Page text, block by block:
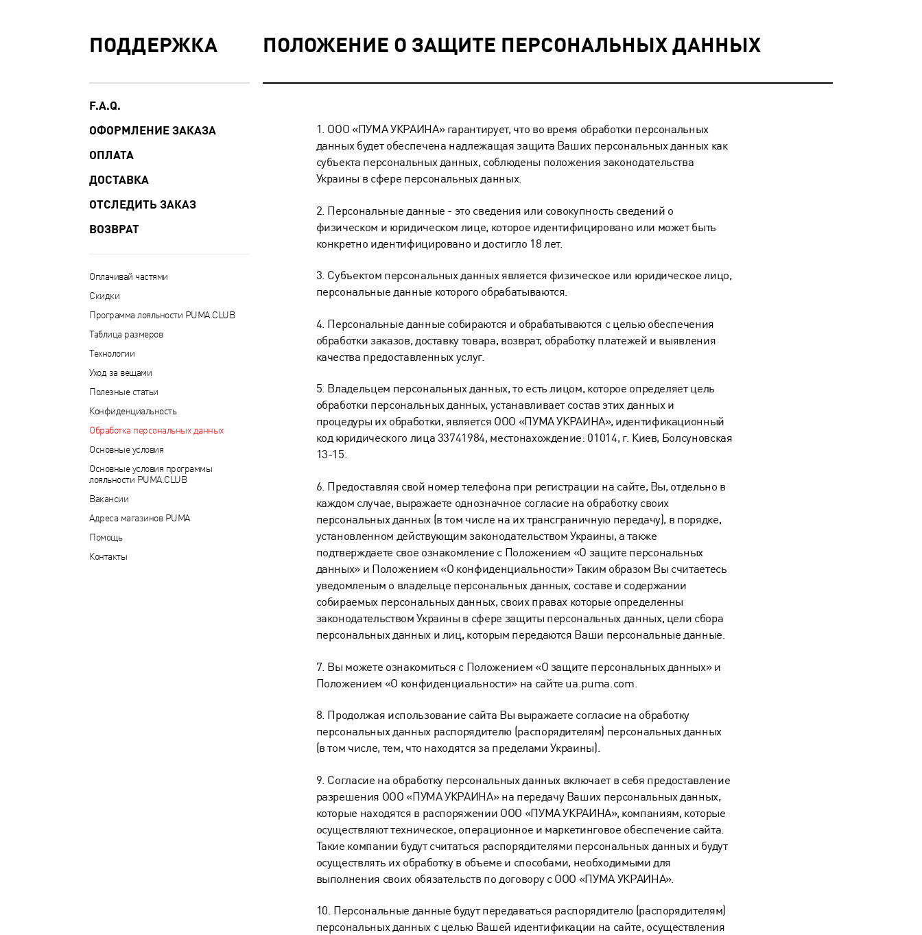
ПОЛОЖЕНИЕ О ЗАЩИТЕ ПЕРСОНАЛЬНЫХ ДАННЫХ
1. ООО «ПУМА УКРАИНА» гарантирует, что во время обработки персональных
данных будет обеспечена надлежащая защита Ваших персональных данных как
субъекта персональных данных, соблюдены положения законодательства
Украины в сфере персональных данных.
2. Персональные данные - это сведения или совокупность сведений о
физическом и юридическом лице, которое идентифицировано или может быть
конкретно идентифицировано и достигло 18 лет.
3. Субъектом персональных данных является физическое или юридическое лицо,
персональные данные которого обрабатываются.
4. Персональные данные собираются и обрабатываются с целью обеспечения
обработки заказов, доставку товара, возврат, обработку платежей и выявления
качества предоставленных услуг.
5. Владельцем персональных данных, то есть лицом, которое определяет цель
обработки персональных данных, устанавливает состав этих данных и
процедуры их обработки, является ООО «ПУМА УКРАИНА», идентификационный
код юридического лица 33741984, местонахождение: 01014, г. Киев, Болсуновская
13-15.
6. Предоставляя свой номер телефона при регистрации на сайте, Вы, отдельно в
каждом случае, выражаете однозначное согласие на обработку своих
персональных данных (в том числе на их трансграничную передачу), в порядке,
установленном действующим законодательством Украины, а также
подтверждаете свое ознакомление с Положением «О защите персональных
данных» и Положением «О конфиденциальности» Таким образом Вы считаетесь
уведомленым о владельце персональных данных, составе и содержании
собираемых персональных данных, своих правах которые определенны
законодательством Украины в сфере защиты персональных данных, цели сбора
персональных данных и лиц, которым передаются Ваши персональные данные.
7. Вы можете ознакомиться с Положением «О защите персональных данных» и
Положением «О конфиденциальности» на сайте ua.puma.com.
8. Продолжая использование сайта Вы выражаете согласие на обработку
персональных данных распорядителю (распорядителям) персональных данных
(в том числе, тем, что находятся за пределами Украины).
9. Согласие на обработку персональных данных включает в себя предоставление
разрешения ООО «ПУМА УКРАИНА» на передачу Ваших персональных данных,
которые находятся в распоряжении ООО «ПУМА УКРАИНА», компаниям, которые
осуществляют техническое, операционное и маркетинговое обеспечение сайта.
Такие компании будут считаться распорядителями персональных данных и будут
осуществлять их обработку в объеме и способами, необходимыми для
выполнения своих обязательств по договору с ООО «ПУМА УКРАИНА».
10. Персональные данные будут передаваться распорядителю (распорядителям)
персональных данных с целью Вашей идентификации на сайте, осуществления
ПОДДЕРЖКА
F.A.Q.
ОФОРМЛЕНИЕ ЗАКАЗА
ОПЛАТА
ДОСТАВКА
ОТСЛЕДИТЬ ЗАКАЗ
ВОЗВРАТ
Оплачивай частями
Скидки
Программа лояльности PUMA.CLUB
Таблица размеров
Технологии
Уход за вещами
Полезные статьи
Конфиденциальность
Обработка персональных данных
Основные условия
Основные условия программы
лояльности PUMA.CLUB
Вакансии
Адреса магазинов PUMA
Помощь
Контакты